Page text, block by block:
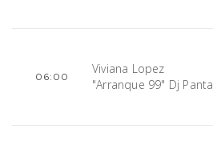
06:00
Viviana Lopez
"Arranque 99" Dj Panta